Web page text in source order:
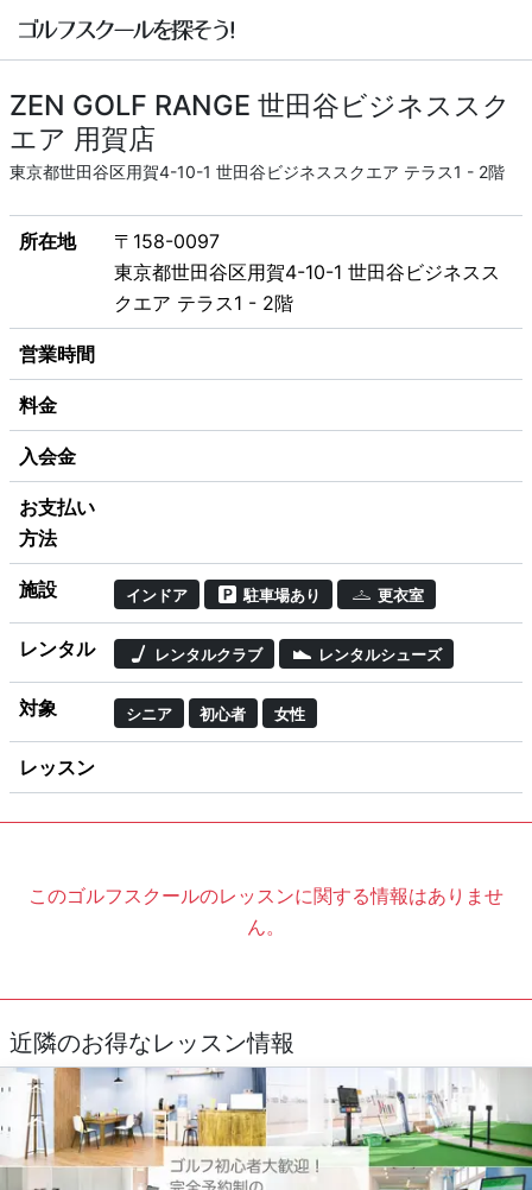
ZEN GOLF RANGE 世田谷ビジネススク
エア 用賀店
東京都世田谷区用賀4-10-1 世田谷ビジネススクエア テラス1 - 2階
所在地
〒158-0097
東京都世田谷区用賀4-10-1 世田谷ビジネスス
クエア テラス1 - 2階
営業時間
料金
入会金
お支払い
方法
施設 インドア 駐車場あり 更衣室
レンタル レンタルクラブ レンタルシューズ
対象 シニア 初心者 女性
レッスン
このゴルフスクールのレッスンに関する情報はありませ
ん。
近隣のお得なレッスン情報